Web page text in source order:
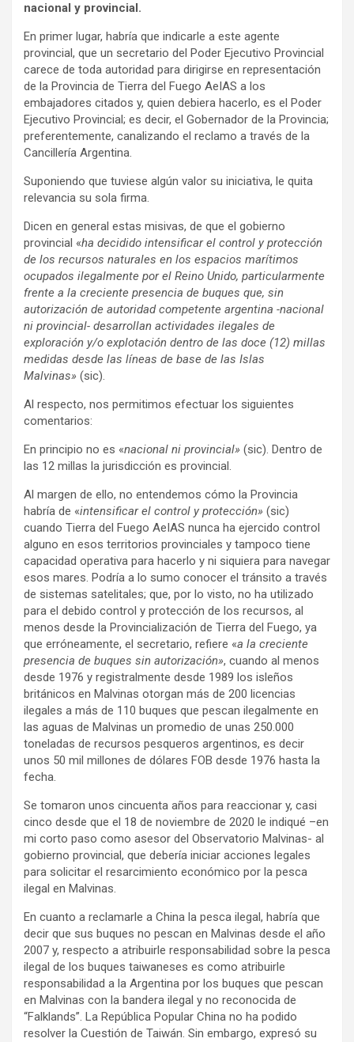
nacional y provincial.
En primer lugar, habría que indicarle a este agente
provincial, que un secretario del Poder Ejecutivo Provincial
carece de toda autoridad para dirigirse en representación
de la Provincia de Tierra del Fuego AeIAS a los
embajadores citados y, quien debiera hacerlo, es el Poder
Ejecutivo Provincial; es decir, el Gobernador de la Provincia;
preferentemente, canalizando el reclamo a través de la
Cancillería Argentina.
Suponiendo que tuviese algún valor su iniciativa, le quita
relevancia su sola firma.
Dicen en general estas misivas, de que el gobierno
provincial «ha decidido intensificar el control y protección
de los recursos naturales en los espacios marítimos
ocupados ilegalmente por el Reino Unido, particularmente
frente a la creciente presencia de buques que, sin
autorización de autoridad competente argentina -nacional
ni provincial- desarrollan actividades ilegales de
exploración y/o explotación dentro de las doce (12) millas
medidas desde las líneas de base de las Islas
Malvinas» (sic).
Al respecto, nos permitimos efectuar los siguientes
comentarios:
En principio no es «nacional ni provincial» (sic). Dentro de
las 12 millas la jurisdicción es provincial.
Al margen de ello, no entendemos cómo la Provincia
habría de «intensificar el control y protección» (sic)
cuando Tierra del Fuego AeIAS nunca ha ejercido control
alguno en esos territorios provinciales y tampoco tiene
capacidad operativa para hacerlo y ni siquiera para navegar
esos mares. Podría a lo sumo conocer el tránsito a través
de sistemas satelitales; que, por lo visto, no ha utilizado
para el debido control y protección de los recursos, al
menos desde la Provincialización de Tierra del Fuego, ya
que erróneamente, el secretario, refiere «a la creciente
presencia de buques sin autorización», cuando al menos
desde 1976 y registralmente desde 1989 los isleños
británicos en Malvinas otorgan más de 200 licencias
ilegales a más de 110 buques que pescan ilegalmente en
las aguas de Malvinas un promedio de unas 250.000
toneladas de recursos pesqueros argentinos, es decir
unos 50 mil millones de dólares FOB desde 1976 hasta la
fecha.
Se tomaron unos cincuenta años para reaccionar y, casi
cinco desde que el 18 de noviembre de 2020 le indiqué –en
mi corto paso como asesor del Observatorio Malvinas- al
gobierno provincial, que debería iniciar acciones legales
para solicitar el resarcimiento económico por la pesca
ilegal en Malvinas.
En cuanto a reclamarle a China la pesca ilegal, habría que
decir que sus buques no pescan en Malvinas desde el año
2007 y, respecto a atribuirle responsabilidad sobre la pesca
ilegal de los buques taiwaneses es como atribuirle
responsabilidad a la Argentina por los buques que pescan
en Malvinas con la bandera ilegal y no reconocida de
“Falklands”. La República Popular China no ha podido
resolver la Cuestión de Taiwán. Sin embargo, expresó su